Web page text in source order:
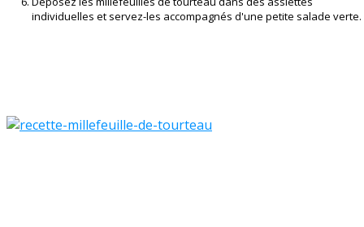
individuelles et servez-les accompagnés d'une petite salade verte.